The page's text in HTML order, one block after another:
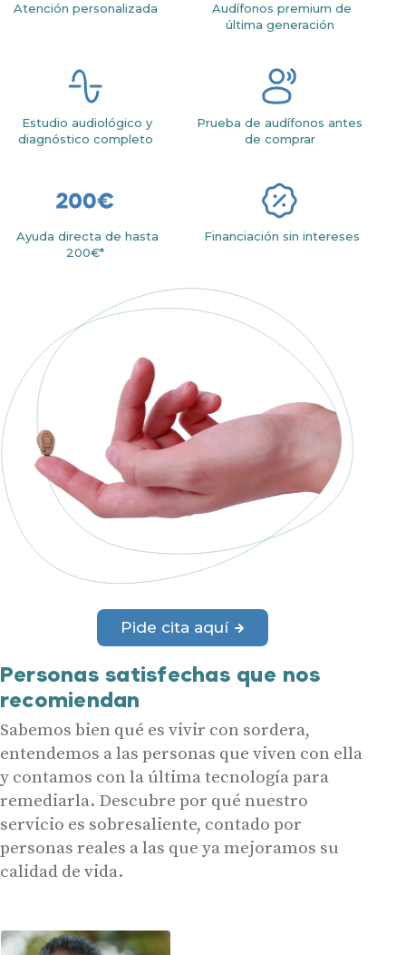
Atención personalizada
Audífonos premium de
última generación
Estudio audiológico y
diagnóstico completo
Prueba de audífonos antes
de comprar
Ayuda directa de hasta
200€*
Financiación sin intereses
Pide cita aquí
Personas satisfechas que nos
recomiendan
Sabemos bien qué es vivir con sordera,
entendemos a las personas que viven con ella
y contamos con la última tecnología para
remediarla. Descubre por qué nuestro
servicio es sobresaliente, contado por
personas reales a las que ya mejoramos su
calidad de vida.